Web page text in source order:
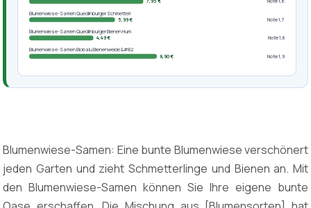
7,95 €
Note 1,6
Blumenwiese-Samen Quedlinburger Schmetterl
5,99 €
Note 1,7
Blumenwiese-Samen Quedlinburger Bienen Hum
4,49 €
Note 1,8
Blumenwiese-Samen Biobalu Bienenweide &#82
8,90 €
Note 1,9
Blumenwiese-Samen: Eine bunte Blumenwiese verschönert
jeden Garten und zieht Schmetterlinge und Bienen an. Mit
den Blumenwiese-Samen können Sie Ihre eigene bunte